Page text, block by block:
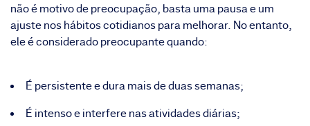
não é motivo de preocupação, basta uma pausa e um
ajuste nos hábitos cotidianos para melhorar. No entanto,
ele é considerado preocupante quando:
É persistente e dura mais de duas semanas;
É intenso e interfere nas atividades diárias;